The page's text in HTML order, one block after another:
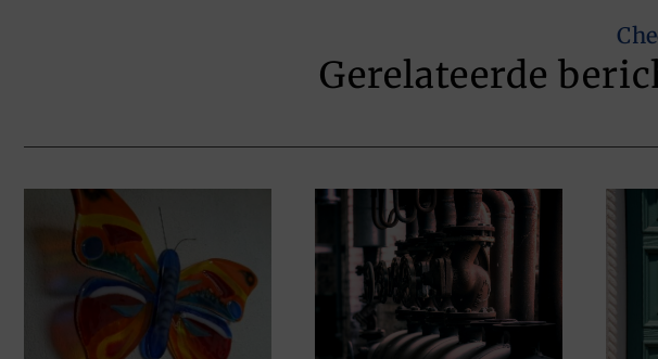
Gerelateerde